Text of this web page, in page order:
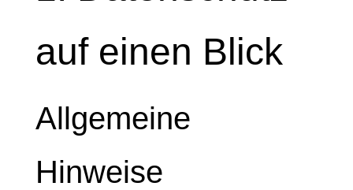
auf einen Blick
Allgemeine
Hinweise